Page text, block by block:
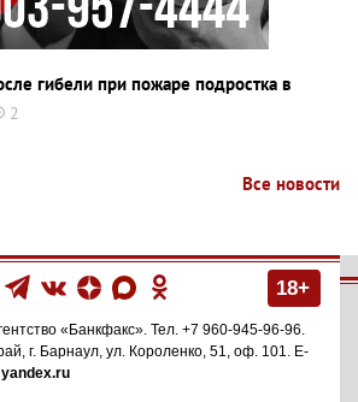
гибели при пожаре подростка в
2
Все новости
18+
«Банкфакс». Тел. +7 960-945-96-96.
г. Барнаул, ул. Короленко, 51, оф. 101. E-